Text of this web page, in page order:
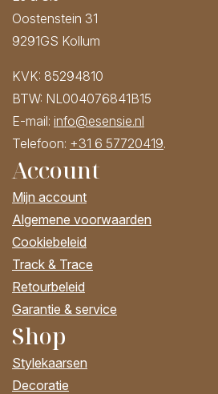
Oostenstein 31
9291GS Kollum
KVK: 85294810
BTW: NL004076841B15
E-mail: info@esensie.nl
Telefoon: +31 6 57720419.
Account
Mijn account
Algemene voorwaarden
Cookiebeleid
Track & Trace
Retourbeleid
Garantie & service
Shop
Stylekaarsen
Decoratie